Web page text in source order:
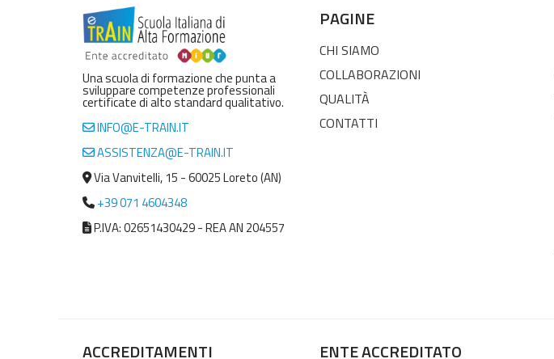
Una scuola di formazione che punta a
sviluppare competenze professionali
certificate di alto standard qualitativo.
INFO@E-TRAIN.IT
ASSISTENZA@E-TRAIN.IT
Via Vanvitelli, 15 - 60025 Loreto (AN)
+39 071 4604348
P.IVA: 02651430429 - REA AN 204557
PAGINE
CHI SIAMO
COLLABORAZIONI
QUALITÀ
CONTATTI
ACCREDITAMENTI ENTE ACCREDITATO